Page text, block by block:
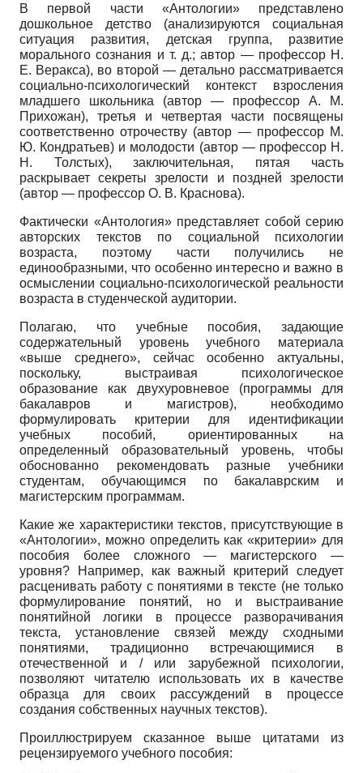
В первой части «Антологии» представлено
дошкольное детство (анализируются социальная
ситуация развития, детская группа, развитие
морального сознания и т. д.; автор — профессор Н.
Е. Веракса), во второй — детально рассматривается
социально-психологический контекст взросления
младшего школьника (автор — профессор А. М.
Прихожан), третья и четвертая части посвящены
соответственно отрочеству (автор — профессор М.
Ю. Кон­дратьев) и молодости (автор — профессор Н.
Н. Толстых), заключительная, пятая часть
раскрывает секреты зрелости и поздней зрелости
(автор — профессор О. В. Краснова).
Фактически «Антология» представляет собой серию
авторских текстов по социальной психологии
возраста, поэтому части получились не
единообразными, что особенно интересно и важно в
осмыслении социально-психологической реальности
возраста в студенческой аудитории.
Полагаю, что учебные пособия, задающие
содержательный уровень учебного материала
«выше среднего», сейчас особенно актуальны,
поскольку, выстраивая психологическое
образование как двухуровневое (программы для
бакалавров и магистров), необходимо
формулировать критерии для идентификации
учебных пособий, ориентированных на
определенный образовательный уровень, чтобы
обоснованно рекомендовать разные учебники
студентам, обучающимся по ба­калаврским и
магистерским программам.
Какие же характеристики текстов, присутствующие в
«Антологии», можно определить как «критерии» для
пособия более сложного — магистерского —
уровня? Например, как важный критерий следует
расценивать работу с понятиями в тексте (не только
формулирование понятий, но и выстраивание
понятийной логики в процессе разворачивания
текста, установление связей между сходными
понятиями, традиционно встречающимися в
отечественной и / или зарубежной психологии,
позволяют читателю использовать их в качестве
образца для своих рассуждений в процессе
создания собственных научных текстов).
Проиллюстрируем сказанное выше цитатами из
рецензируемого учебного пособия: